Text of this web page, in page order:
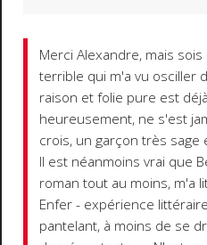
Merci Alexandre, mais
terrible qui m'a vu osciller
raison et folie pure est
heureusement, ne s'est
crois, un garçon très sage
Il est néanmoins vrai que
roman tout au moins, m'a
Enfer - expérience
pantelant, à moins de se